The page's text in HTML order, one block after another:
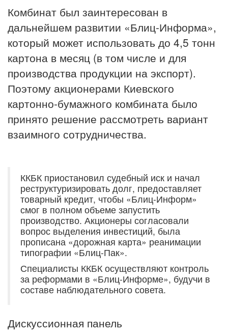
Комбинат был заинтересован в
дальнейшем развитии «Блиц-Информа»,
который может использовать до 4,5 тонн
картона в месяц (в том числе и для
производства продукции на экспорт).
Поэтому акционерами Киевского
картонно-бумажного комбината было
принято решение рассмотреть вариант
взаимного сотрудничества.
ККБК приостановил судебный иск и начал
реструктуризировать долг, предоставляет
товарный кредит, чтобы «Блиц-Информ»
смог в полном объеме запустить
производство. Акционеры согласовали
вопрос выделения инвестиций, была
прописана «дорожная карта» реанимации
типографии «Блиц-Пак».
Специалисты ККБК осуществляют контроль
за реформами в «Блиц-Информе», будучи в
составе наблюдательного совета.
Дискуссионная панель